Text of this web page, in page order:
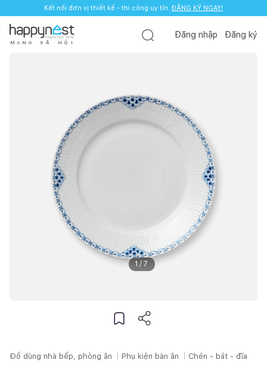
Kết nối đơn vị thiết kế - thi công uy tín. ĐĂNG KÝ NGAY!
M Ạ N G X Ã H Ộ I
Đăng nhập Đăng ký
1 / 7
Đồ dùng nhà bếp, phòng ăn Phụ kiện bàn ăn Chén - bát - đĩa